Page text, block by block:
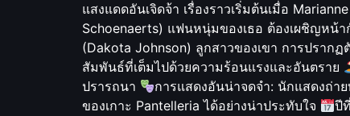
แสงแดดอันเจิดจ้า เรื่องราวเริ่มต้นเมื่อ
Schoenaerts) แฟนหนุ่มของเธอ ต้องเผชิญหน้า
(Dakota Johnson) ลูกสาวของเขา การปราก
สัมพันธ์ที่เต็มไปด้วยความร้อนแรงและอันตราย
ปรารถนา
การแสดงอันน่าจดจำ: นักแสดงถ่า
ของเกาะ Pantelleria ได้อย่างน่าประทับใจ
ปี